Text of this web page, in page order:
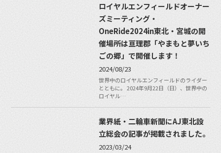
ロイヤルエンフィールドオーナー
ズミーティング・
OneRide2024in東北・宮城の開
催場所は亘理郡「やまもと夢いち
ごの郷」で開催します！
2024/08/23
世界中のロイヤルエンフィールドのライダー
とともに。 2024年9月22日（日）、世界中の
ロイヤル…
業界紙・二輪車新聞にAJ東北設
立総会の記事が掲載されました。
2023/03/24